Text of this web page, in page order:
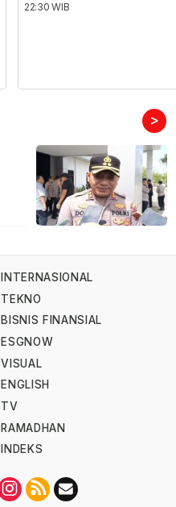
22:30 WIB
>
INTERNASIONAL
TEKNO
BISNIS FINANSIAL
ESGNOW
VISUAL
ENGLISH
TV
RAMADHAN
INDEKS